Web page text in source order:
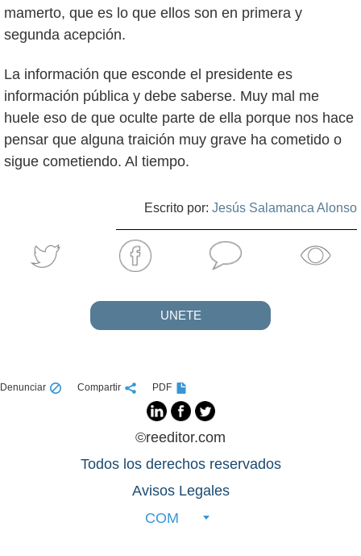
mamerto, que es lo que ellos son en primera y
segunda acepción.
La información que esconde el presidente es
información pública y debe saberse. Muy mal me
huele eso de que oculte parte de ella porque nos hace
pensar que alguna traición muy grave ha cometido o
sigue cometiendo. Al tiempo.
Escrito por: Jesús Salamanca Alonso
UNETE
Denunciar Compartir PDF
©reeditor.com
Todos los derechos reservados
Avisos Legales